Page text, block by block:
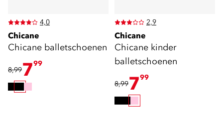
4,0
Chicane
Chicane balletschoenen
8,99799
2,9
Chicane
Chicane kinder
balletschoenen
8,99799